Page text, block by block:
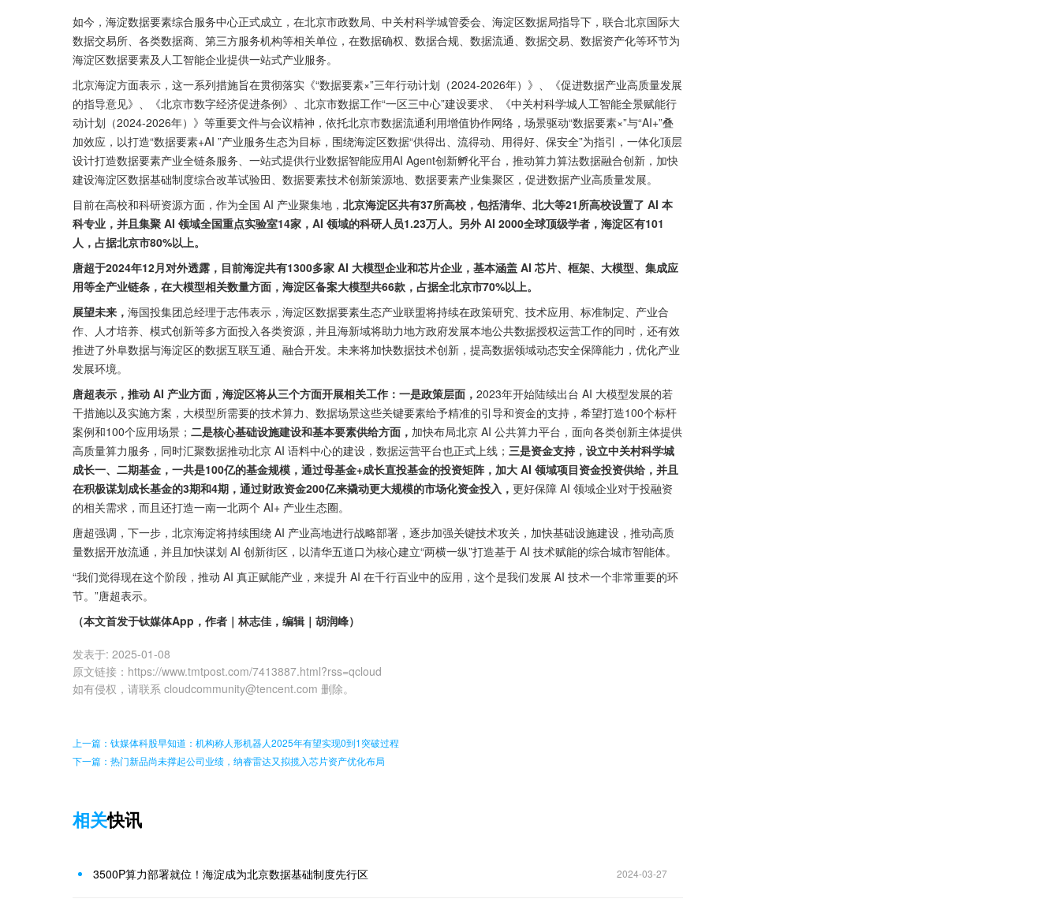
如今，海淀数据要素综合服务中心正式成立，在北京市政数局、中关村科学城管委会、海淀区数据局指导下，联合北京国际大
数据交易所、各类数据商、第三方服务机构等相关单位，在数据确权、数据合规、数据流通、数据交易、数据资产化等环节为
海淀区数据要素及人工智能企业提供一站式产业服务。
北京海淀方面表示，这一系列措施旨在贯彻落实《“数据要素×”三年行动计划（2024-2026年）》、《促进数据产业高质量发展
的指导意见》、《北京市数字经济促进条例》、北京市数据工作“一区三中心”建设要求、《中关村科学城人工智能全景赋能行
动计划（2024-2026年）》等重要文件与会议精神，依托北京市数据流通利用增值协作网络，场景驱动“数据要素×”与“AI+”叠
加效应，以打造“数据要素+AI ”产业服务生态为目标，围绕海淀区数据“供得出、流得动、用得好、保安全”为指引，一体化顶层
设计打造数据要素产业全链条服务、一站式提供行业数据智能应用AI Agent创新孵化平台，推动算力算法数据融合创新，加快
建设海淀区数据基础制度综合改革试验田、数据要素技术创新策源地、数据要素产业集聚区，促进数据产业高质量发展。
目前在高校和科研资源方面，作为全国 AI 产业聚集地， 北京海淀区共有37所高校，包括清华、北大等21所高校设置了 AI 本
科专业，并且集聚 AI 领域全国重点实验室14家，AI 领域的科研人员1.23万人。另外 AI 2000全球顶级学者，海淀区有101
人，占据北京市80%以上。
唐超于2024年12月对外透露，目前海淀共有1300多家 AI 大模型企业和芯片企业，基本涵盖 AI 芯片、框架、大模型、集成应
用等全产业链条，在大模型相关数量方面，海淀区备案大模型共66款，占据全北京市70%以上。
展望未来， 海国投集团总经理于志伟表示，海淀区数据要素生态产业联盟将持续在政策研究、技术应用、标准制定、产业合
作、人才培养、模式创新等多方面投入各类资源，并且海新域将助力地方政府发展本地公共数据授权运营工作的同时，还有效
推进了外阜数据与海淀区的数据互联互通、融合开发。未来将加快数据技术创新，提高数据领域动态安全保障能力，优化产业
发展环境。
唐超表示，推动 AI 产业方面，海淀区将从三个方面开展相关工作：一是政策层面， 2023年开始陆续出台 AI 大模型发展的若
干措施以及实施方案，大模型所需要的技术算力、数据场景这些关键要素给予精准的引导和资金的支持，希望打造100个标杆
案例和100个应用场景； 二是核心基础设施建设和基本要素供给方面， 加快布局北京 AI 公共算力平台，面向各类创新主体提供
高质量算力服务，同时汇聚数据推动北京 AI 语料中心的建设，数据运营平台也正式上线； 三是资金支持，设立中关村科学城
成长一、二期基金，一共是100亿的基金规模，通过母基金+成长直投基金的投资矩阵，加大 AI 领域项目资金投资供给，并且
在积极谋划成长基金的3期和4期，通过财政资金200亿来撬动更大规模的市场化资金投入， 更好保障 AI 领域企业对于投融资
的相关需求，而且还打造一南一北两个 AI+ 产业生态圈。
唐超强调，下一步，北京海淀将持续围绕 AI 产业高地进行战略部署，逐步加强关键技术攻关，加快基础设施建设，推动高质
量数据开放流通，并且加快谋划 AI 创新街区，以清华五道口为核心建立“两横一纵”打造基于 AI 技术赋能的综合城市智能体。
“我们觉得现在这个阶段，推动 AI 真正赋能产业，来提升 AI 在千行百业中的应用，这个是我们发展 AI 技术一个非常重要的环
节。”唐超表示。
（本文首发于钛媒体App，作者｜林志佳，编辑｜胡润峰）
发表于: 2025-01-08
原文链接 ： https://www.tmtpost.com/7413887.html?rss=qcloud
如有侵权，请联系 cloudcommunity@tencent.com 删除。
上一篇：钛媒体科股早知道：机构称人形机器人2025年有望实现0到1突破过程
下一篇：热门新品尚未撑起公司业绩，纳睿雷达又拟揽入芯片资产优化布局
相关快讯
3500P算力部署就位！海淀成为北京数据基础制度先行区 2024-03-27